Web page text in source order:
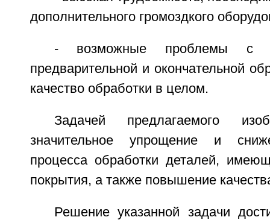
дополнительного громоздкого
- возможные проблемы с
предварительной и окончательной
качество обработки в целом.
Задачей предлагаемого
значительное упрощение и
процесса обработки деталей,
покрытия, а также повышение
Решение указанной задачи